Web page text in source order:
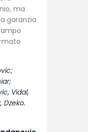
ma
garanzia
Vidal,
Dzeko.